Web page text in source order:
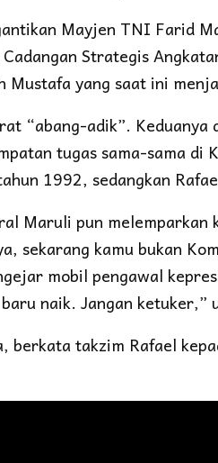
Mayjen TNI Farid
Strategis
Mustafa yang saat ini
“abang-adik”.
tugas sama-sama di
1992, sedangkan
Maruli pun
sekarang kamu bukan
mobil pengawal
naik. Jangan
berkata takzim Rafael